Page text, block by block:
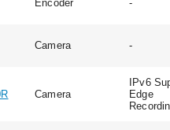
Encoder -
Camera -
Camera
IPv6
Edge